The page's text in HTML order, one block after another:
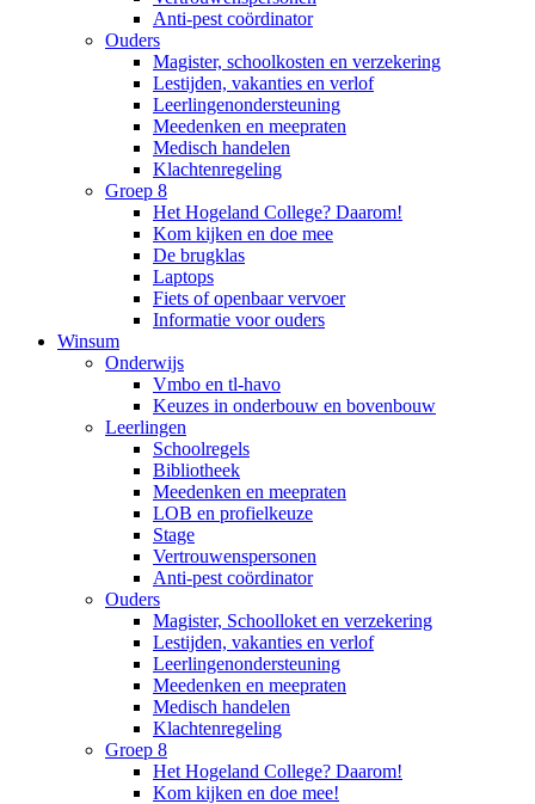
Anti-pest coördinator
Ouders
Magister, schoolkosten en verzekering
Lestijden, vakanties en verlof
Leerlingenondersteuning
Meedenken en meepraten
Medisch handelen
Klachtenregeling
Groep 8
Het Hogeland College? Daarom!
Kom kijken en doe mee
De brugklas
Laptops
Fiets of openbaar vervoer
Informatie voor ouders
Winsum
Onderwijs
Vmbo en tl-havo
Keuzes in onderbouw en bovenbouw
Leerlingen
Schoolregels
Bibliotheek
Meedenken en meepraten
LOB en profielkeuze
Stage
Vertrouwenspersonen
Anti-pest coördinator
Ouders
Magister, Schoolloket en verzekering
Lestijden, vakanties en verlof
Leerlingenondersteuning
Meedenken en meepraten
Medisch handelen
Klachtenregeling
Groep 8
Het Hogeland College? Daarom!
Kom kijken en doe mee!